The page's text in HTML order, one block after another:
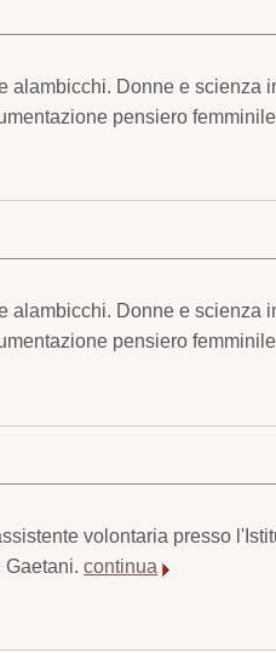
alambicchi. Donne e scienza
pensiero
alambicchi. Donne e scienza
pensiero
volontaria presso
Gaetani.continua